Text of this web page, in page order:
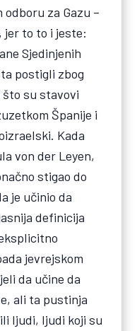
odboru za Gazu –
jer to to i jeste:
Sjedinjenih
postigli zbog
su stavovi
Španije i
Kada
von der Leyen,
stigao do
je učinio da
definicija
jevrejskom
da učine da
ali ta pustinja
ljudi, ljudi koji su